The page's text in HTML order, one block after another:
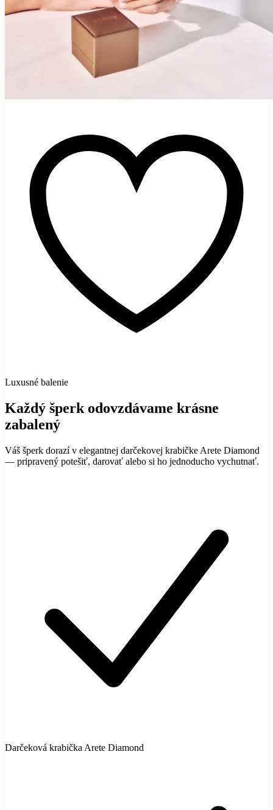
Luxusné balenie
Každý šperk odovzdávame krásne
zabalený
Váš šperk dorazí v elegantnej darčekovej krabičke Arete Diamond
— pripravený potešiť, darovať alebo si ho jednoducho vychutnať.
Darčeková krabička Arete Diamond